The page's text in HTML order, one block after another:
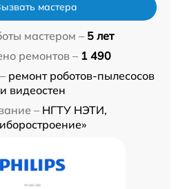
мастера
мастером – 5 лет
ремонтов – 1 490
ремонт роботов-пылесосов
и видеостен
– НГТУ НЭТИ,